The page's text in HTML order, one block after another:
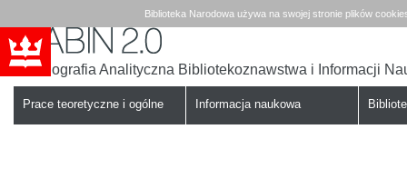
Biblioteka Narodowa używa na swojej stronie plików
Babin
Bibliografia Analityczna Bibliotekoznawstwa i Informacji
Prace teoretyczne i ogólne Informacja naukowa